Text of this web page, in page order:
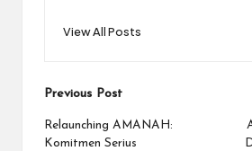
View All Posts
Post
navigation
Previous Post
Relaunching AMANAH:
Komitmen Serius